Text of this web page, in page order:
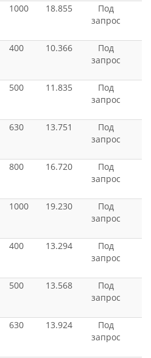
1000 18.855
Под
запрос
400 10.366
Под
запрос
500 11.835
Под
запрос
630 13.751
Под
запрос
800 16.720
Под
запрос
1000 19.230
Под
запрос
400 13.294
Под
запрос
500 13.568
Под
запрос
630 13.924
Под
запрос